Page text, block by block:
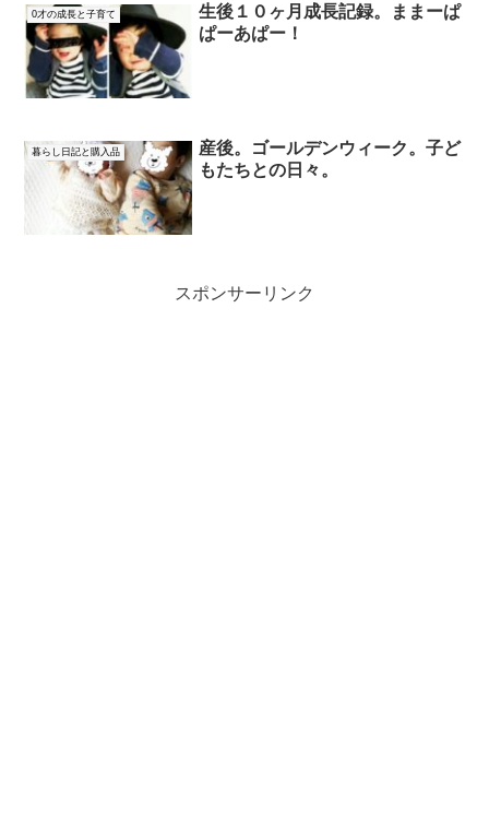
0才の成長と子育て
生後１０ヶ月成長記録。ままーぱ
ぱーあぱー！
暮らし日記と購入品
産後。ゴールデンウィーク。子ど
もたちとの日々。
スポンサーリンク